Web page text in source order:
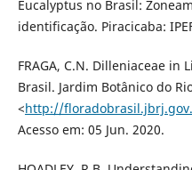
Eucalyptus no Brasil:
identificação. Piracicaba:
FRAGA, C.N. Dilleniaceae in
Brasil. Jardim Botânico do
<http://
Acesso em: 05 Jun. 2020.